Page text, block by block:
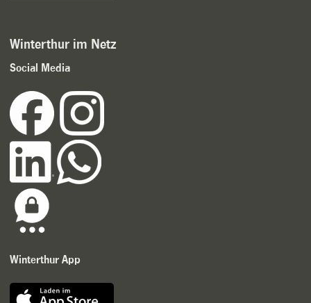
Winterthur im Netz
Social Media
Winterthur App